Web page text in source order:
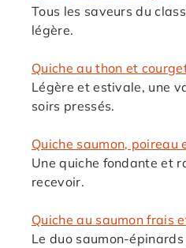
Tous les saveurs du
légère.
Quiche au thon et
Légère et estivale, une
soirs pressés.
Quiche saumon, poireau
Une quiche fondante et
recevoir.
Quiche au saumon frais
Le duo saumon-